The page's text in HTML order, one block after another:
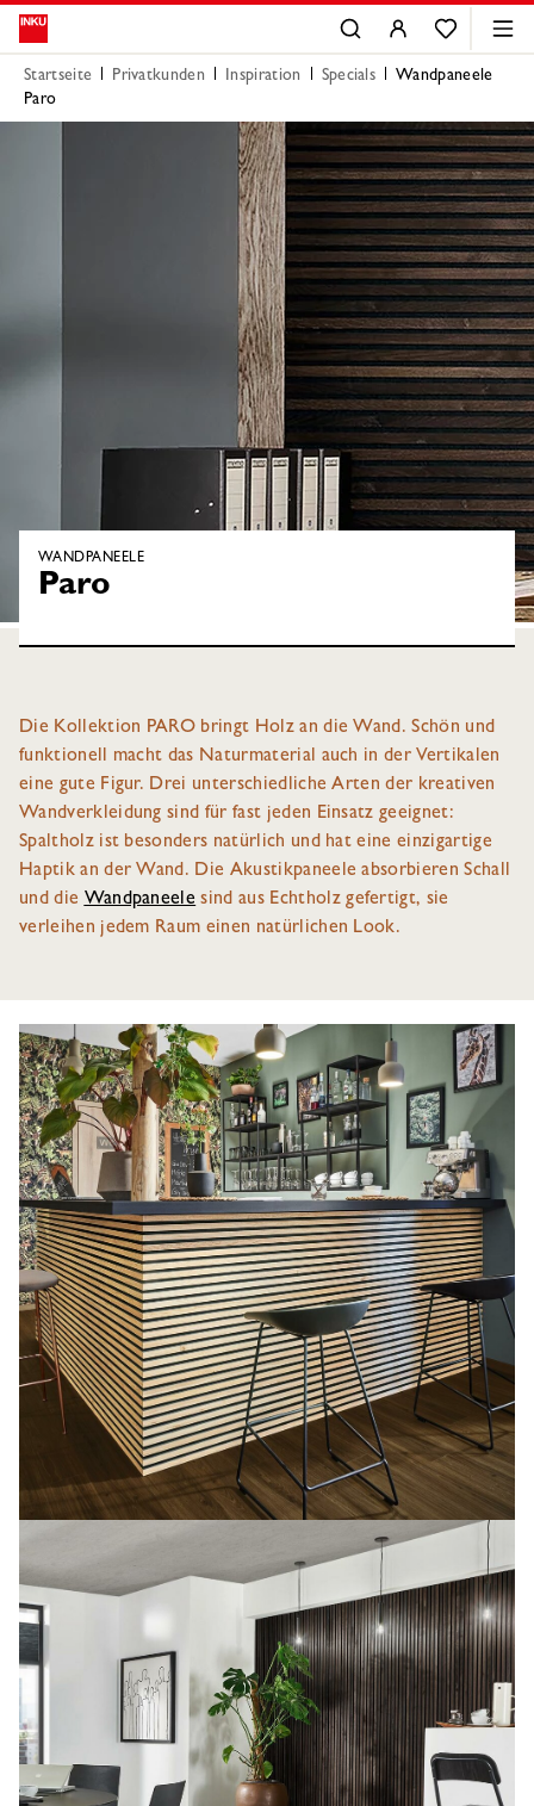
Startseite Privatkunden Inspiration Specials
Wandpaneele
Paro
WANDPANEELE
Paro
Die Kollektion PARO bringt Holz an die Wand. Schön und
funktionell macht das Naturmaterial auch in der Vertikalen
eine gute Figur. Drei unterschiedliche Arten der kreativen
Wandverkleidung sind für fast jeden Einsatz geeignet:
Spaltholz ist besonders natürlich und hat eine einzigartige
Haptik an der Wand. Die Akustikpaneele absorbieren Schall
und die Wandpaneele sind aus Echtholz gefertigt, sie
verleihen jedem Raum einen natürlichen Look.